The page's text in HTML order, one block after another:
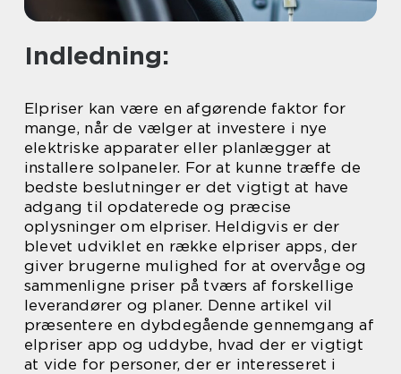
Indledning:
Elpriser kan være en afgørende faktor for
mange, når de vælger at investere i nye
elektriske apparater eller planlægger at
installere solpaneler. For at kunne træffe de
bedste beslutninger er det vigtigt at have
adgang til opdaterede og præcise
oplysninger om elpriser. Heldigvis er der
blevet udviklet en række elpriser apps, der
giver brugerne mulighed for at overvåge og
sammenligne priser på tværs af forskellige
leverandører og planer. Denne artikel vil
præsentere en dybdegående gennemgang af
elpriser app og uddybe, hvad der er vigtigt
at vide for personer, der er interesseret i